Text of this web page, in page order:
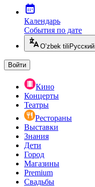
Календарь
События по дате
O’zbek tili Русский
Войти
Кино
Концерты
Театры
Рестораны
Выставки
Знания
Дети
Город
Магазины
Premium
Свадьбы